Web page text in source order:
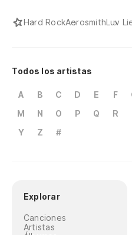
Hard RockAerosmithLuv
Todos los artistas
A B C D E F
M
N O P Q R
Y
Z #
Explorar
Canciones
Artistas